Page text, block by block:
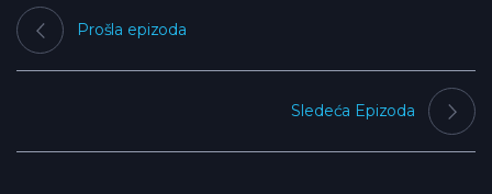
Prošla epizoda
Sledeća Epizoda